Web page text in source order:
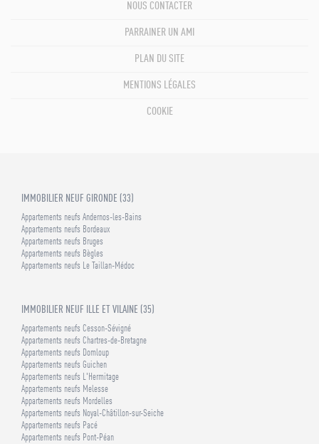
NOUS CONTACTER
PARRAINER UN AMI
PLAN DU SITE
MENTIONS LÉGALES
COOKIE
IMMOBILIER NEUF GIRONDE (33)
Appartements neufs Andernos-les-Bains
Appartements neufs Bordeaux
Appartements neufs Bruges
Appartements neufs Bègles
Appartements neufs Le Taillan-Médoc
IMMOBILIER NEUF ILLE ET VILAINE (35)
Appartements neufs Cesson-Sévigné
Appartements neufs Chartres-de-Bretagne
Appartements neufs Domloup
Appartements neufs Guichen
Appartements neufs L'Hermitage
Appartements neufs Melesse
Appartements neufs Mordelles
Appartements neufs Noyal-Châtillon-sur-Seiche
Appartements neufs Pacé
Appartements neufs Pont-Péan